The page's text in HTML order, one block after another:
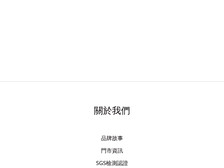
關於我們
品牌故事
門市資訊
SGS檢測認證